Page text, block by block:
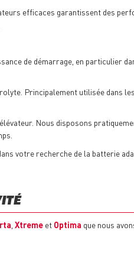
efficaces garantissent des
de démarrage, en particulier
Principalement utilisée dans
Nous disposons
votre recherche de la batterie
Xtreme et Optima que nous